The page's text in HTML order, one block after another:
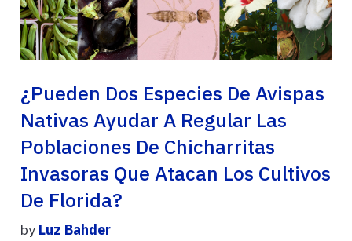
¿Pueden Dos Especies De Avispas
Nativas Ayudar A Regular Las
Poblaciones De Chicharritas
Invasoras Que Atacan Los Cultivos
De Florida?
by Luz Bahder